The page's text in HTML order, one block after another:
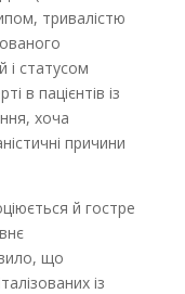
тривалістю
і статусом
в пацієнтів із
хоча
причини
й гостре
що
із